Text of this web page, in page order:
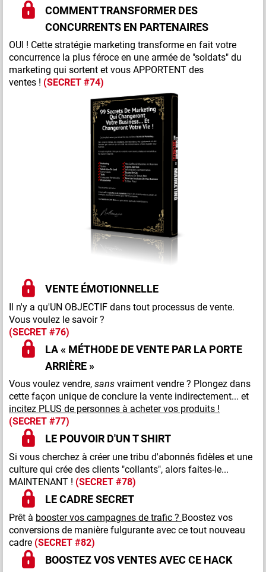
COMMENT TRANSFORMER DES
CONCURRENTS EN PARTENAIRES
OUI ! Cette stratégie marketing transforme en fait votre
concurrence la plus féroce en une armée de "soldats" du
marketing qui sortent et vous APPORTENT des
ventes ! (SECRET #74)
VENTE ÉMOTIONNELLE
Il n'y a qu'UN OBJECTIF dans tout processus de vente.
Vous voulez le savoir ?
(SECRET #76)
LA« MÉTHODE DE VENTE PAR LA PORTE
ARRIÈRE »
Vous voulez vendre, sans vraiment vendre ? Plongez dans
cette façon unique de conclure la vente indirectement... et
incitez PLUS de personnes à acheter vos produits !
(SECRET #77)
LE POUVOIR D'UN T SHIRT
Si vous cherchez à créer une tribu d'abonnés fidèles et une
culture qui crée des clients "collants", alors faites-le...
MAINTENANT ! (SECRET #78)
LE CADRE SECRET
Prêt à booster vos campagnes de trafic ? Boostez vos
conversions de manière fulgurante avec ce tout nouveau
cadre (SECRET #82)
BOOSTEZ VOS VENTES AVEC CE HACK